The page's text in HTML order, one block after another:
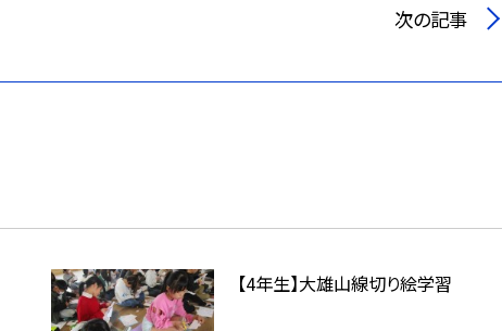
次の記事
【4年生】大雄山線切り絵学習